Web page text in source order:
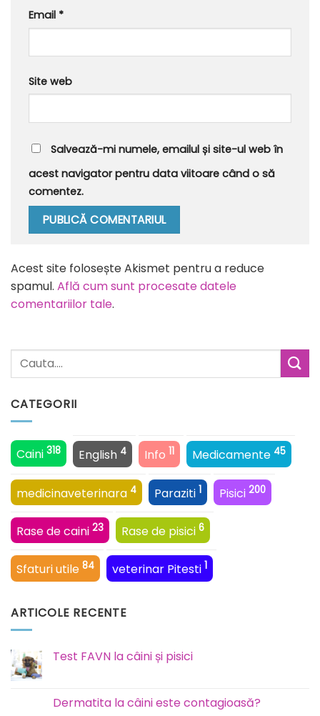
CATEGORII
Caini 318 English 4 Info 11 Medicamente 45
medicinaveterinara 4 Paraziti 1 Pisici 200
Rase de caini 23 Rase de pisici 6
Sfaturi utile 84 veterinar Pitesti 1
ARTICOLE RECENTE
Test FAVN la câini și pisici
Test
FAVN
Dermatita la câini este contagioasă?
Email *
Site web
Salvează-mi numele, emailul și site-ul web în
acest navigator pentru data viitoare când o să
comentez.
Acest site folosește Akismet pentru a reduce
spamul. Află cum sunt procesate datele
comentariilor tale.